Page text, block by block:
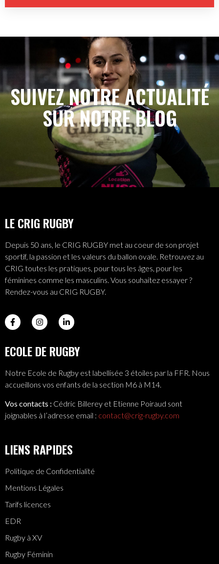
SUIVEZ NOTRE ACTUALITÉ
SUR NOTRE BLOG
LE CRIG RUGBY
Depuis 50 ans, le CRIG RUGBY met au coeur de son projet
sportif, la passion et les valeurs du ballon ovale. Retrouvez au
CRIG toutes les pratiques, pour tous les âges, pour les
féminines comme les masculins. Vous souhaitez essayer ?
Rendez-vous au CRIG RUGBY.
ECOLE DE RUGBY
Notre Ecole de Rugby est labellisée 3 étoiles par la FFR. Nous
accueillons vos enfants de la section M6 à M14.
Vos contacts : Cédric Billerey et Etienne Poiraud sont
joignables à l’adresse email : contact@crig-rugby.com
LIENS RAPIDES
Politique de Confidentialité
Mentions Légales
Tarifs licences
EDR
Rugby à XV
Rugby Féminin